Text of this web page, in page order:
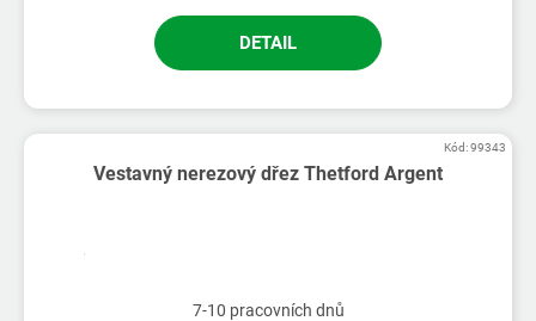
DETAIL
Vestavný nerezový dřez Thetford Argent
7-10 pracovních dnů
Kód:99343